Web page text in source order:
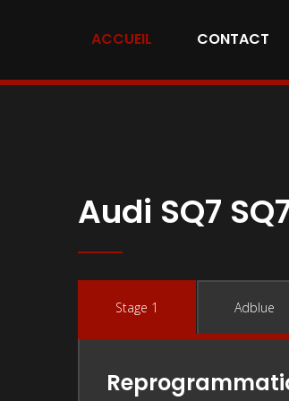
ACCUEIL CONTACT
Audi SQ7
Stage 1 Adblue